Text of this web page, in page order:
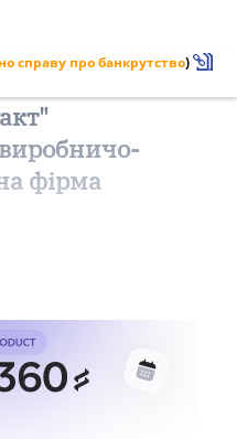
справу про банкрутство)
фірма